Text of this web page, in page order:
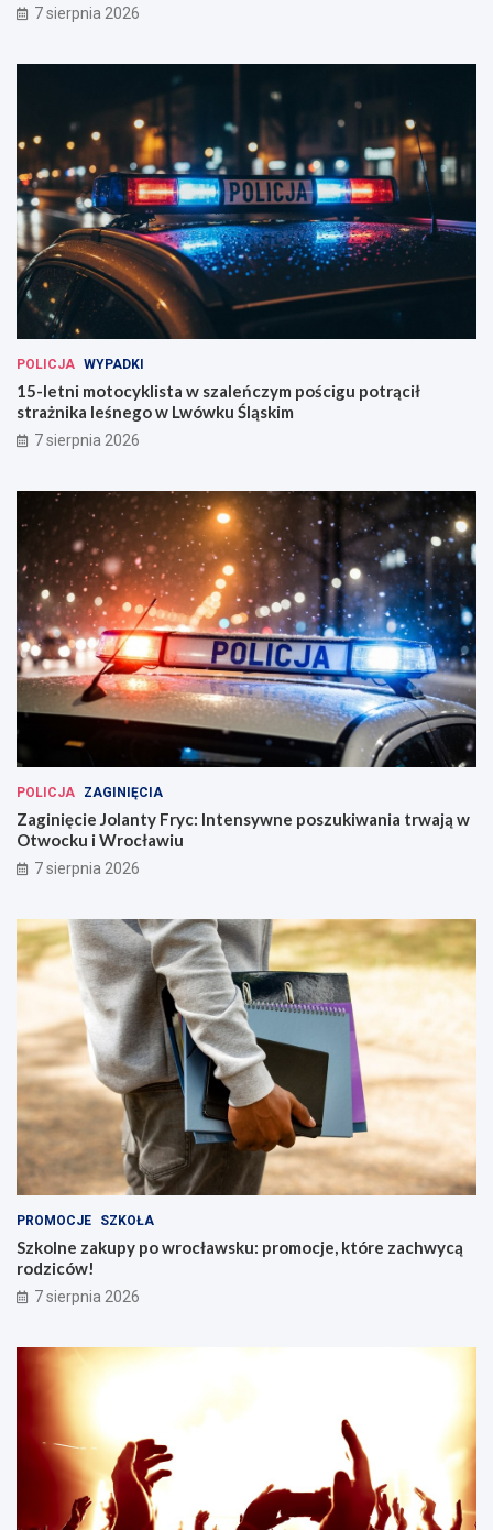
7 sierpnia 2026
POLICJA WYPADKI
15-letni motocyklista w szaleńczym pościgu potrącił
strażnika leśnego w Lwówku Śląskim
7 sierpnia 2026
POLICJA ZAGINIĘCIA
Zaginięcie Jolanty Fryc: Intensywne poszukiwania trwają w
Otwocku i Wrocławiu
7 sierpnia 2026
PROMOCJE SZKOŁA
Szkolne zakupy po wrocławsku: promocje, które zachwycą
rodziców!
7 sierpnia 2026